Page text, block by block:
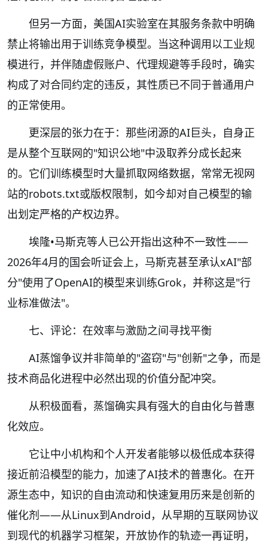
但另一方面，美国AI实验室在其服务条款中明确
禁止将输出用于训练竞争模型。当这种调用以工业规
模进行，并伴随虚假账户、代理规避等手段时，确实
构成了对合同约定的违反，其性质已不同于普通用户
的正常使用。
更深层的张力在于：那些闭源的AI巨头，自身正
是从整个互联网的"知识公地"中汲取养分成长起来
的。它们训练模型时大量抓取网络数据，常常无视网
站的robots.txt或版权限制，如今却对自己模型的输
出划定严格的产权边界。
埃隆•马斯克等人已公开指出这种不一致性——
2026年4月的国会听证会上，马斯克甚至承认xAI"部
分"使用了OpenAI的模型来训练Grok，并称这是"行
业标准做法"。
七、评论：在效率与激励之间寻找平衡
AI蒸馏争议并非简单的"盗窃"与"创新"之争，而是
技术商品化进程中必然出现的价值分配冲突。
从积极面看，蒸馏确实具有强大的自由化与普惠
化效应。
它让中小机构和个人开发者能够以极低成本获得
接近前沿模型的能力，加速了AI技术的普惠化。在开
源生态中，知识的自由流动和快速复用历来是创新的
催化剂——从Linux到Android，从早期的互联网协议
到现代的机器学习框架，开放协作的轨迹一再证明，